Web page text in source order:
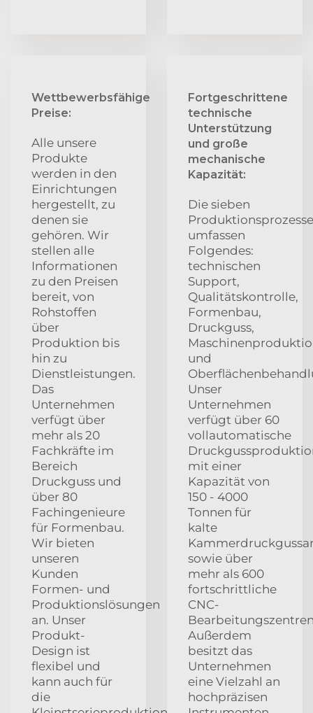
Wettbewerbsfähige
Preise:
Alle unsere
Produkte
werden in den
Einrichtungen
hergestellt, zu
denen sie
gehören. Wir
stellen alle
Informationen
zu den Preisen
bereit, von
Rohstoffen
über
Produktion bis
hin zu
Dienstleistungen.
Das
Unternehmen
verfügt über
mehr als 20
Fachkräfte im
Bereich
Druckguss und
über 80
Fachingenieure
für Formenbau.
Wir bieten
unseren
Kunden
Formen- und
Produktionslösungen
an. Unser
Produkt-
Design ist
flexibel und
kann auch für
die
Fortgeschrittene
technische
Unterstützung
und große
mechanische
Kapazität:
Die sieben
Produktionsprozesse
umfassen
Folgendes:
technischen
Support,
Qualitätskontrolle,
Formenbau,
Druckguss,
und
Unser
Unternehmen
verfügt über 60
vollautomatische
mit einer
Kapazität von
150 - 4000
Tonnen für
kalte
sowie über
mehr als 600
fortschrittliche
CNC-
Außerdem
besitzt das
Unternehmen
eine Vielzahl an
hochpräzisen